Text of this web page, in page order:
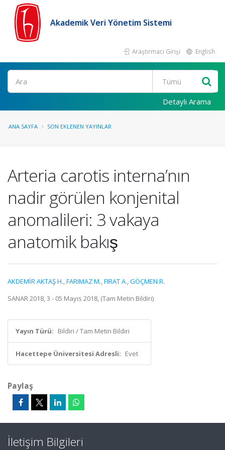
Akademik Veri Yönetim Sistemi
Araştırmacı Girişi English
Ara
Detaylı Arama
ANA SAYFA SON EKLENEN YAYINLAR
Arteria carotis interna’nın
nadir görülen konjenital
anomalileri: 3 vakaya
anatomik bakış
AKDEMİR AKTAŞ H.,FARIMAZ M.,FIRAT A.,GÖÇMEN R.
SANAR 2018, 3 - 05 Mayıs 2018, (Tam Metin Bildiri)
Yayın Türü: Bildiri / Tam Metin Bildiri
Hacettepe Üniversitesi Adresli: Evet
Paylaş
İletişim Bilgileri